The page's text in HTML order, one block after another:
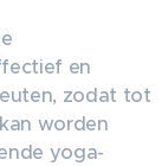
en
zodat tot
worden
yoga-